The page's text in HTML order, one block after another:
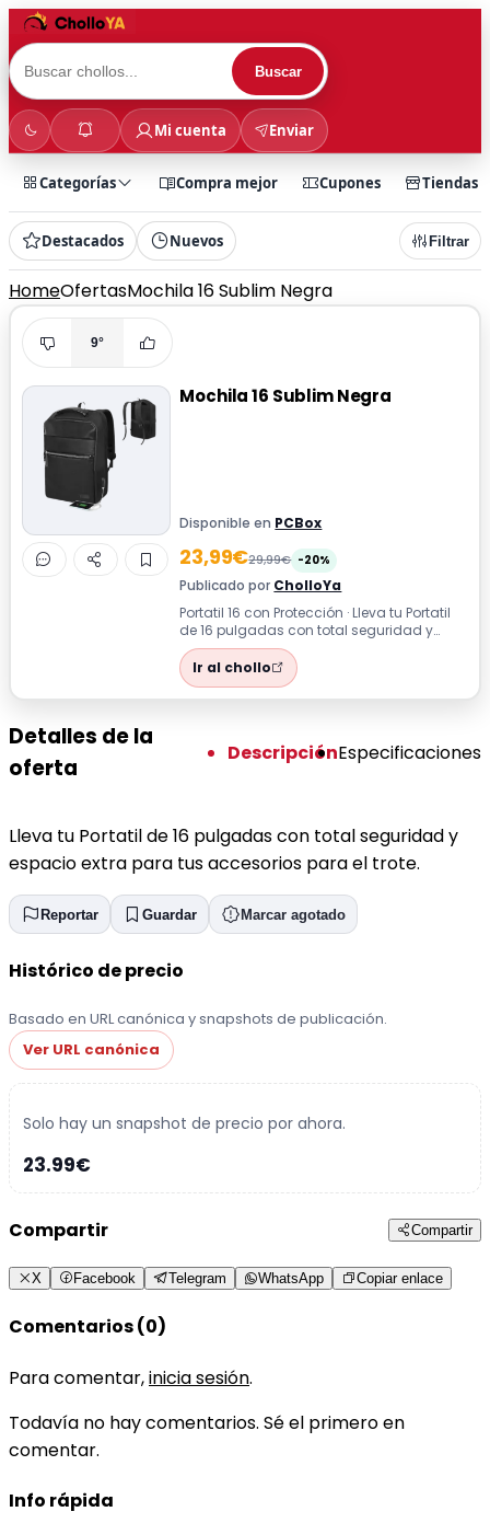
Buscar
Mi cuenta Enviar
Categorías Compra mejor Cupones Tiendas
Destacados Nuevos Filtrar
HomeOfertasMochila 16 Sublim Negra
9°
Mochila 16 Sublim Negra
Disponible en PCBox
23,99€29,99€ -20%
Publicado por CholloYa
Portatil 16 con Protección · Lleva tu Portatil
de 16 pulgadas con total seguridad y
espacio extra para tus accesorios...
Ir al chollo
Detalles de la
oferta
DescripciónEspecificaciones
Lleva tu Portatil de 16 pulgadas con total seguridad y
espacio extra para tus accesorios para el trote.
Reportar Guardar Marcar agotado
Histórico de precio
Basado en URL canónica y snapshots de publicación.
Ver URL canónica
Solo hay un snapshot de precio por ahora.
23.99€
Compartir Compartir
X Facebook Telegram WhatsApp Copiar enlace
Comentarios (0)
Para comentar,inicia sesión.
Todavía no hay comentarios. Sé el primero en
comentar.
Info rápida